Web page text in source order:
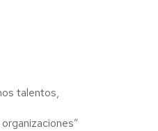
talentos,